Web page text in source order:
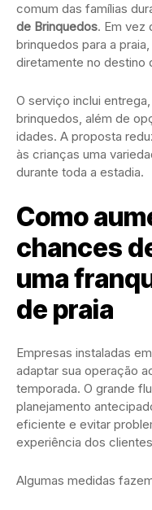
comum das famílias
de Brinquedos. Em vez
brinquedos para a
diretamente no destino
O serviço inclui
brinquedos, além de
idades. A proposta
às crianças uma
durante toda a estadia.
Como
chances
uma
de praia
Empresas instaladas
adaptar sua operação
temporada. O grande
planejamento
eficiente e evitar
experiência dos
Algumas medidas